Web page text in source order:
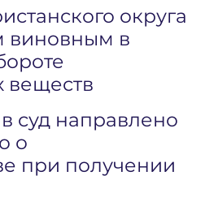
округа
виновным в
веществ
суд направлено
о
при получении